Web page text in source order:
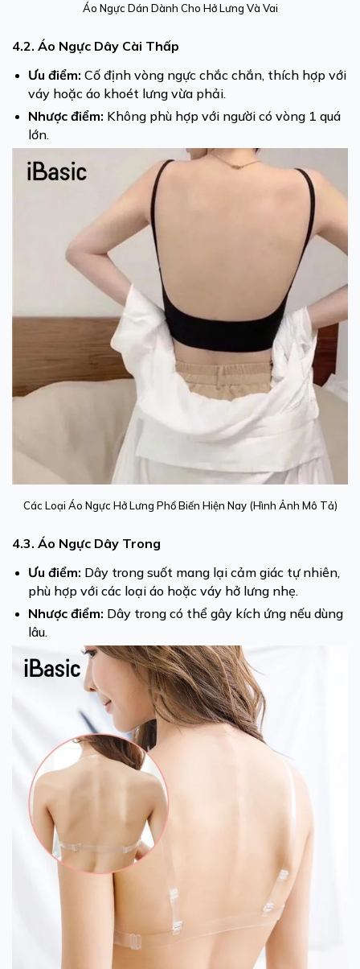
Áo Ngực Dán Dành Cho Hở Lưng Và Vai
4.2. Áo Ngực Dây Cài Thấp
Ưu điểm: Cố định vòng ngực chắc chắn, thích hợp với
váy hoặc áo khoét lưng vừa phải.
Nhược điểm: Không phù hợp với người có vòng 1 quá
lớn.
Các Loại Áo Ngực Hở Lưng Phổ Biến Hiện Nay (Hình Ảnh Mô Tả)
4.3. Áo Ngực Dây Trong
Ưu điểm: Dây trong suốt mang lại cảm giác tự nhiên,
phù hợp với các loại áo hoặc váy hở lưng nhẹ.
Nhược điểm: Dây trong có thể gây kích ứng nếu dùng
lâu.